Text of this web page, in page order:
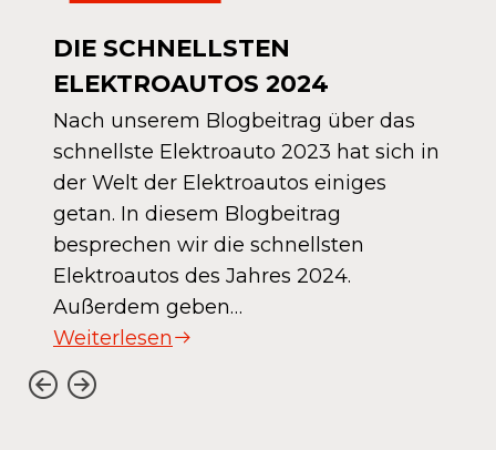
DIE SCHNELLSTEN
ELEKTROAUTOS 2024
Nach unserem Blogbeitrag über das
schnellste Elektroauto 2023 hat sich in
der Welt der Elektroautos einiges
getan. In diesem Blogbeitrag
besprechen wir die schnellsten
Elektroautos des Jahres 2024.
Außerdem geben…
Weiterlesen